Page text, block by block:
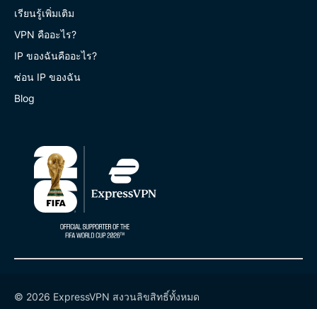
เรียนรู้เพิ่มเติม
VPN คืออะไร?
IP ของฉันคืออะไร?
ซ่อน IP ของฉัน
Blog
© 2026 ExpressVPN สงวนลิขสิทธิ์ทั้งหมด